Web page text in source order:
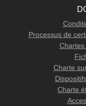
Processus de
Charte
Charte